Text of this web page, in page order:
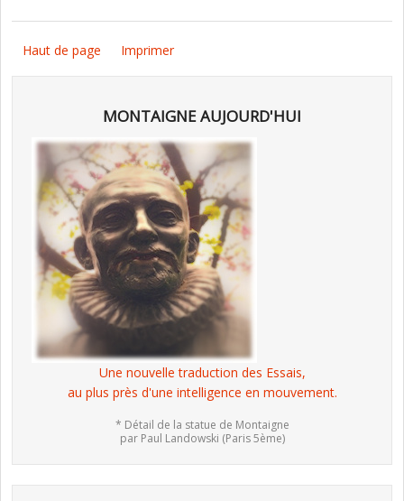
Haut de page Imprimer
MONTAIGNE AUJOURD'HUI
Une nouvelle traduction des Essais,
au plus près d'une intelligence en mouvement.
* Détail de la statue de Montaigne
par Paul Landowski (Paris 5ème)